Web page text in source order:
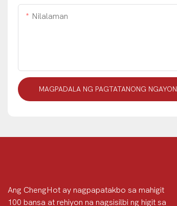
Nilalaman
MAGPADALA NG PAGTATANONG NGAYON
Ang ChengHot ay nagpapatakbo sa mahigit
100 bansa at rehiyon na nagsisilbi ng higit sa